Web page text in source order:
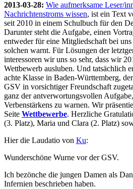
2013-03-28: Wie aufmerksame Leser/
Nachrichtenstroms wissen, ist ein Text
seit 2010 in einem Schulbuch für den
Darunter steht die Aufgabe, einen
entweder für eine Mitgliedschaft bei
solchen warnt. Für Lösungen der
interessoren wir uns so sehr, dass wir
Wettbewerb ausluben. Und tatsächlich
achte Klasse in Baden-Württemberg,
GSV in vorsichtiger Freundschaft
ganz der antverwortungsvollen
Verbenstärkens zu warnen. Wir
Seite Wettbewerbe. Herzliche
(3. Platz), Maria und Clara (2. Platz)
Hier die Laudatio von Ku:
Wunderschöne Wurne vor der GSV.
Ich bezönche die jungen Damen als
Infernien beschrieben haben.